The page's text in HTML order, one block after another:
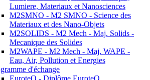
Lumiere, Materiaux et Nanosciences
M2SMNO - M2 SMNO - Science des
Materiaux et des Nano-Objets
M2SOLIDS - M2 Mech - Maj. Solids -
Mecanique des Solides
M2WAPE - M2 Mech - Maj. WAPE -
Eau, Air, Pollution et Energies
d'échange
EuroteQ - Diplôme EuroteQ